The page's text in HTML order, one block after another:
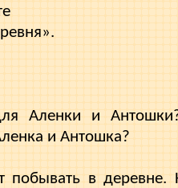
Аленки и
и Антошка?
побывать в деревне.